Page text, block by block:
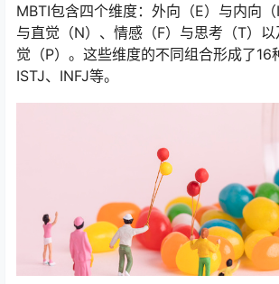
MBTI包含四个维度：外向（E）与内向（I
与直觉（N）、情感（F）与思考（T）
觉（P）。这些维度的不同组合形成了16
ISTJ、INFJ等。